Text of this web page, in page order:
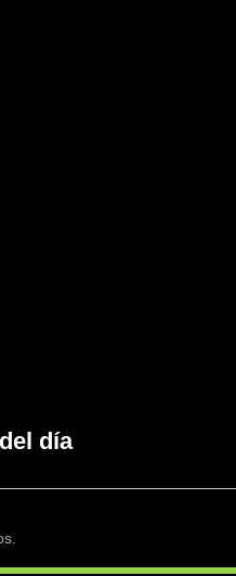
día